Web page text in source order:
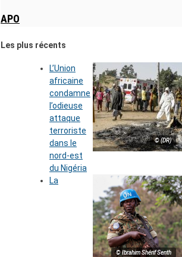
APO
Les plus récents
© (DR)
L’Union
africaine
condamne
l’odieuse
attaque
terroriste
dans le
nord-est
du Nigéria
© Ibrahim Shérif Senth
La